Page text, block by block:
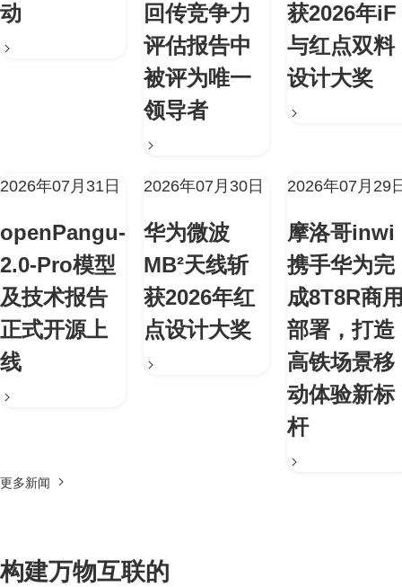
动
回传竞争力
评估报告中
被评为唯一
领导者
获2026年iF
与红点双料
设计大奖
2026年07月31日
openPangu-
2.0-Pro模型
及技术报告
正式开源上
线
2026年07月30日
华为微波
MB²天线斩
获2026年红
点设计大奖
2026年07月29
摩洛哥inwi
携手华为完
成8T8R商
部署，打造
高铁场景移
动体验新标
杆
更多新闻
构建万物互联的